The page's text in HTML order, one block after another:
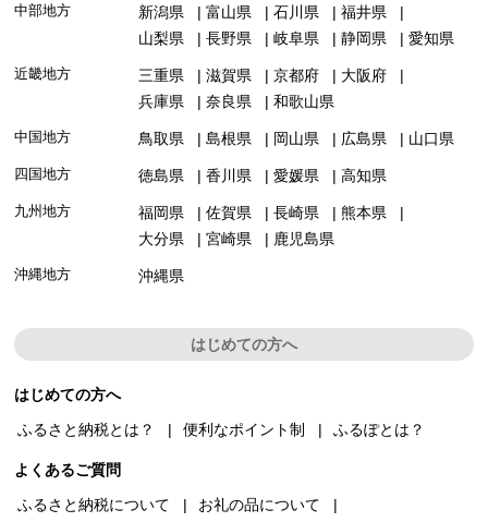
中部地方 新潟県 富山県 石川県
福井県
山梨県
長野県 岐阜県 静岡県 愛知県
近畿地方 三重県 滋賀県 京都府
大阪府
兵庫県
奈良県 和歌山県
中国地方 鳥取県 島根県 岡山県 広島県 山口県
四国地方 徳島県 香川県 愛媛県 高知県
九州地方 福岡県 佐賀県 長崎県
熊本県
大分県
宮崎県 鹿児島県
沖縄地方 沖縄県
はじめての方へ
はじめての方へ
ふるさと納税とは？
便利なポイント制 ふるぽとは？
よくあるご質問
ふるさと納税について
お礼の品について